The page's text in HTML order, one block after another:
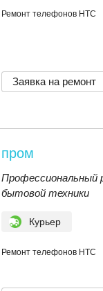
Ремонт телефонов HTC
Заявка на ремонт
пром
Профессиональный
бытовой техники
Курьер
Ремонт телефонов HTC